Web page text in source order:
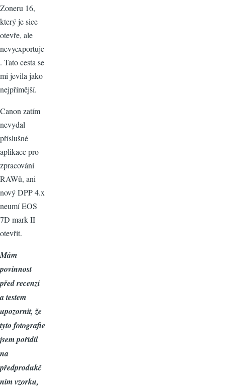
Zoneru 16,
který je sice
otevře, ale
nevyexportuje
. Tato cesta se
mi jevila jako
nejpřímější.
Canon zatím
nevydal
příslušné
aplikace pro
zpracování
RAWů, ani
nový DPP 4.x
neumí EOS
7D mark II
otevřít.
Mám
povinnost
před recenzí
a testem
upozornit, že
tyto fotografie
jsem pořídil
na
předprodukč
ním vzorku,